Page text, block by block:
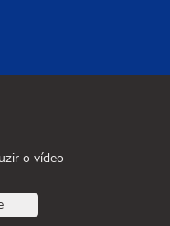
o vídeo